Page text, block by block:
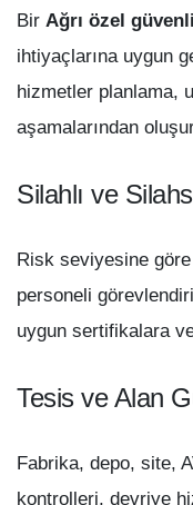
Bir Ağrı özel
ihtiyaçlarına uygun
hizmetler planlama,
aşamalarından
Silahlı ve
Risk seviyesine
personeli
uygun sertifikalara
Tesis ve Alan
Fabrika, depo, site,
kontrolleri, devriye